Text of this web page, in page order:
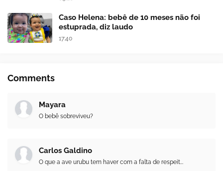
Caso Helena: bebê de 10 meses não foi
estuprada, diz laudo
17:40
Comments
Mayara
O bebê sobreviveu?
Carlos Galdino
O que a ave urubu tem haver com a falta de respeit...